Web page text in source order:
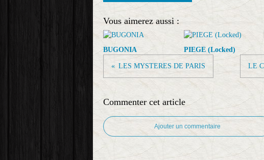
Vous aimerez aussi :
BUGONIA PIEGE (Locked)
LES MYSTERES DE PARIS LE
Commenter cet article
Ajouter un commentaire